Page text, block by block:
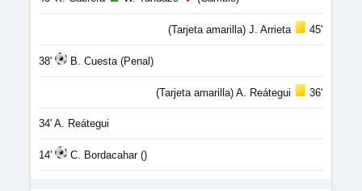
(Tarjeta amarilla) J. Arrieta 45'
38' B. Cuesta (Penal)
(Tarjeta amarilla) A. Reátegui 36'
34' A. Reátegui
14' C. Bordacahar ()